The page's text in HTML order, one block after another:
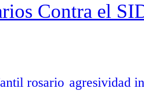
Contra el
rosario agresividad